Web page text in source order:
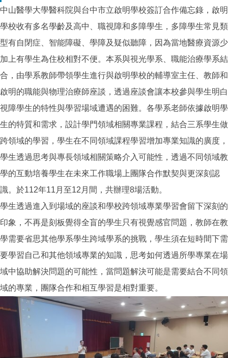
中山醫學大學醫科院與台中市立啟明學校簽訂合作備忘錄，啟明
學校收有多名學齡及高中、職視障和多障學生，多障學生常見類
型有自閉症、智能障礙、學障及疑似聽障，因為當地醫療資源少
加上有學生為住校相對不便。本系與視光學系、職能治療學系結
合，由學系教師帶領學生進行與啟明學校的輔導室主任、教師和
啟明的職能與物理治療師座談，透過座談會讓本校參與學生明白
視障學生的特性與學習場域遭遇的困難。各學系老師依據啟明學
生的特質和需求，設計學門領域相關專業課程，結合三系學生做
跨領域的學習，學生在不同領域課程學習增加專業知識的廣度，
學生透過思考與專長領域相關策略介入可能性，透過不同領域教
學的互動培養學生在未來工作職場上團隊合作默契與更深刻認
識。於112年11月至12月間，共辦理8場活動。
學生透過進入到場域的座談和學校跨領域專業學習會留下深刻的
印象，不再是刻板覺得全盲的學生只有視覺感官問題，教師在教
學需要省思其他學系學生跨域學系的挑戰，學生須在短時間下需
要學習自己和其他領域專業的知識，思考如何透過所學專業在場
域中協助解決問題的可能性，當問題解決可能是需要結合不同領
域的專業，團隊合作和相互學習是相對重要。